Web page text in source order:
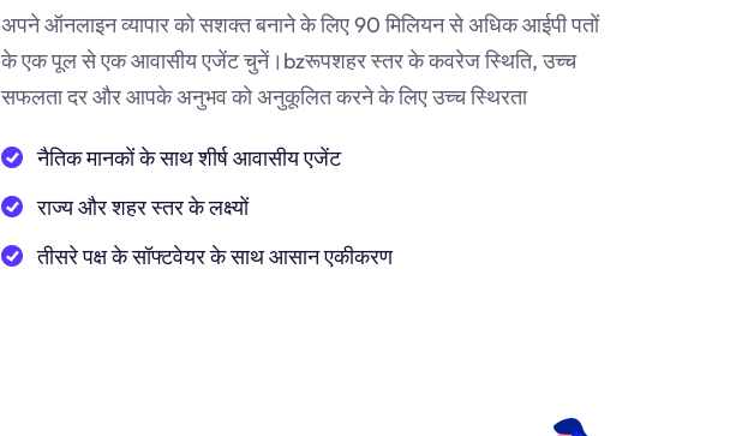
अपने ऑनलाइन व्यापार को सशक्त बनाने के लिए 90 मिलियन से अधिक आईपी पतों
के एक पूल से एक आवासीय एजेंट चुनें। bzरूपशहर स्तर के कवरेज स्थिति, उच्च
सफलता दर और आपके अनुभव को अनुकूलित करने के लिए उच्च स्थिरता
नैतिक मानकों के साथ शीर्ष आवासीय एजेंट
राज्य और शहर स्तर के लक्ष्यों
तीसरे पक्ष के सॉफ्टवेयर के साथ आसान एकीकरण